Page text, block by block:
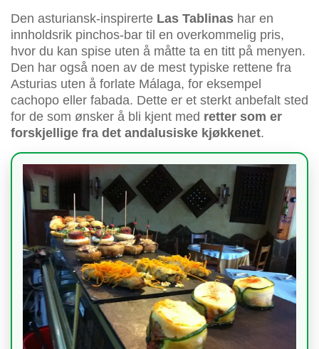
Den asturiansk-inspirerte Las Tablinas har en
innholdsrik pinchos-bar til en overkommelig pris,
hvor du kan spise uten å måtte ta en titt på menyen.
Den har også noen av de mest typiske rettene fra
Asturias uten å forlate Málaga, for eksempel
cachopo eller fabada. Dette er et sterkt anbefalt sted
for de som ønsker å bli kjent med retter som er
forskjellige fra det andalusiske kjøkkenet.